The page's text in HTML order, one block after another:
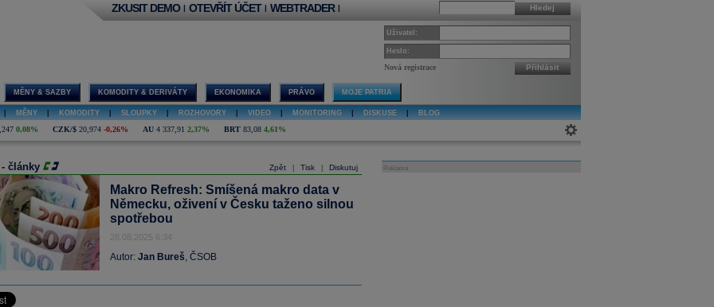
Hledej
ZKUSIT DEMO | OTEVŘÍT ÚČET | WEBTRADER |
Uživatel:
Heslo:
Nová registrace Přihlásit
MĚNY & SAZBY KOMODITY & DERIVÁTY EKONOMIKA PRÁVO MOJE PATRIA
MĚNY KOMODITY SLOUPKY ROZHOVORY VIDEO MONITORING DISKUSE BLOG
0,08% CZK/$ 20,974 -0,26% AU 4 337,91 2,37% BRT 83,08 4,61%
Zpět Tisk Diskutuj
- články
Makro Refresh: Smíšená makro data v
Německu, oživení v Česku taženo silnou
spotřebou
28.08.2025 6:34
Autor: Jan Bureš, ČSOB
Reklama